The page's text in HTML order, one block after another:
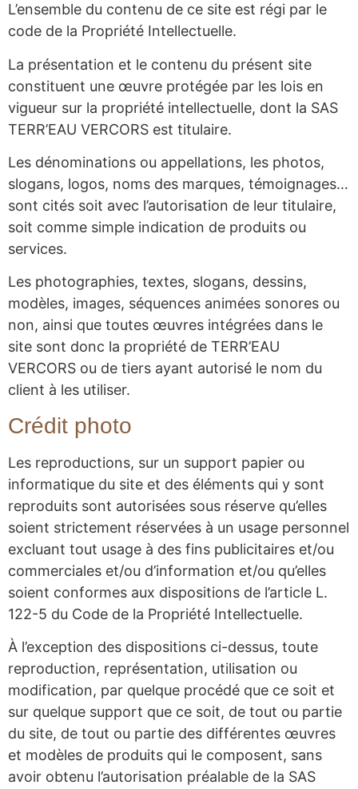
L’ensemble du contenu de ce site est régi par le
code de la Propriété Intellectuelle.
La présentation et le contenu du présent site
constituent une œuvre protégée par les lois en
vigueur sur la propriété intellectuelle, dont la SAS
TERR’EAU VERCORS est titulaire.
Les dénominations ou appellations, les photos,
slogans, logos, noms des marques, témoignages…
sont cités soit avec l’autorisation de leur titulaire,
soit comme simple indication de produits ou
services.
Les photographies, textes, slogans, dessins,
modèles, images, séquences animées sonores ou
non, ainsi que toutes œuvres intégrées dans le
site sont donc la propriété de TERR’EAU
VERCORS ou de tiers ayant autorisé le nom du
client à les utiliser.
Crédit photo
Les reproductions, sur un support papier ou
informatique du site et des éléments qui y sont
reproduits sont autorisées sous réserve qu’elles
soient strictement réservées à un usage personnel
excluant tout usage à des fins publicitaires et/ou
commerciales et/ou d’information et/ou qu’elles
soient conformes aux dispositions de l’article L.
122-5 du Code de la Propriété Intellectuelle.
À l’exception des dispositions ci-dessus, toute
reproduction, représentation, utilisation ou
modification, par quelque procédé que ce soit et
sur quelque support que ce soit, de tout ou partie
du site, de tout ou partie des différentes œuvres
et modèles de produits qui le composent, sans
avoir obtenu l’autorisation préalable de la SAS